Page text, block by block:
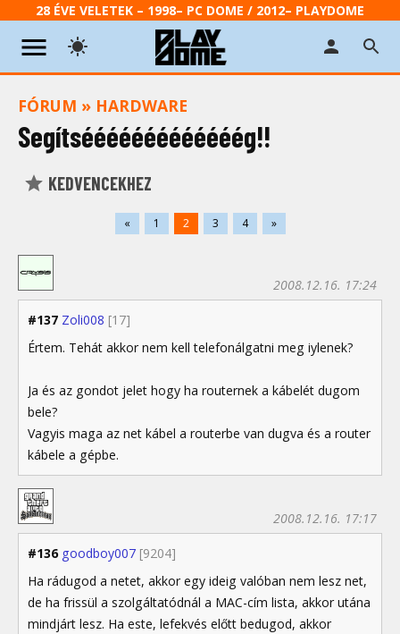
28 ÉVE VELETEK – 1998– PC DOME / 2012– PLAYDOME
FÓRUM » HARDWARE
Segítsééééééééééééég!!
KEDVENCEKHEZ
« 1 2 3 4 »
#137 Zoli008 [17]
2008.12.16. 17:24
Értem. Tehát akkor nem kell telefonálgatni meg iylenek?
Ja és az gondot jelet hogy ha routernek a kábelét dugom
bele?
Vagyis maga az net kábel a routerbe van dugva és a router
kábele a gépbe.
#136 goodboy007 [9204]
2008.12.16. 17:17
Ha rádugod a netet, akkor egy ideig valóban nem lesz net,
de ha frissül a szolgáltatódnál a MAC-cím lista, akkor utána
mindjárt lesz. Ha este, lefekvés előtt bedugod, akkor